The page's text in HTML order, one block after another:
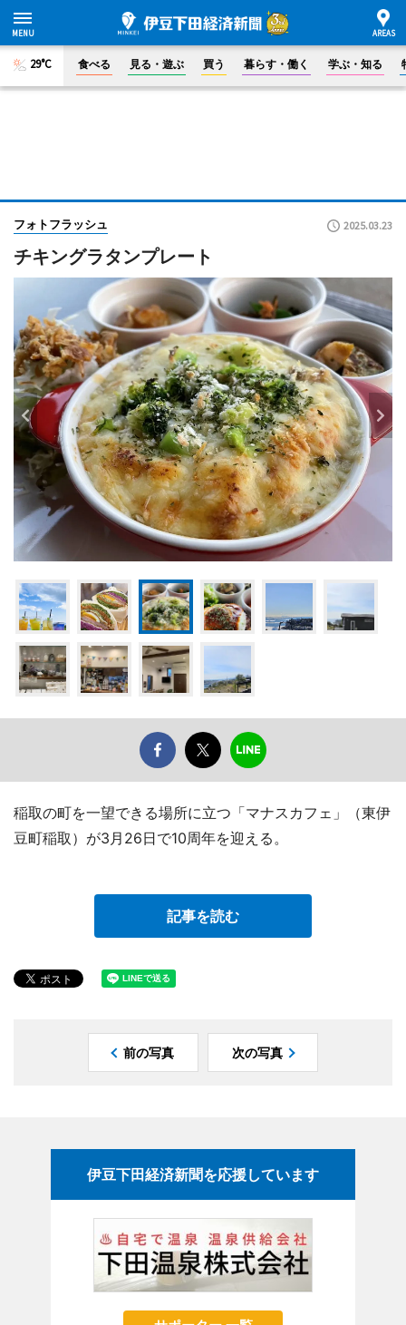
29°C 食べる 見る・遊ぶ 買う 暮らす・働く 学ぶ・知る
フォトフラッシュ 2025.03.23
チキングラタンプレート
稲取の町を一望できる場所に立つ「マナスカフェ」（東伊
豆町稲取）が3月26日で10周年を迎える。
記事を読む
前の写真 次の写真
伊豆下田経済新聞を応援しています